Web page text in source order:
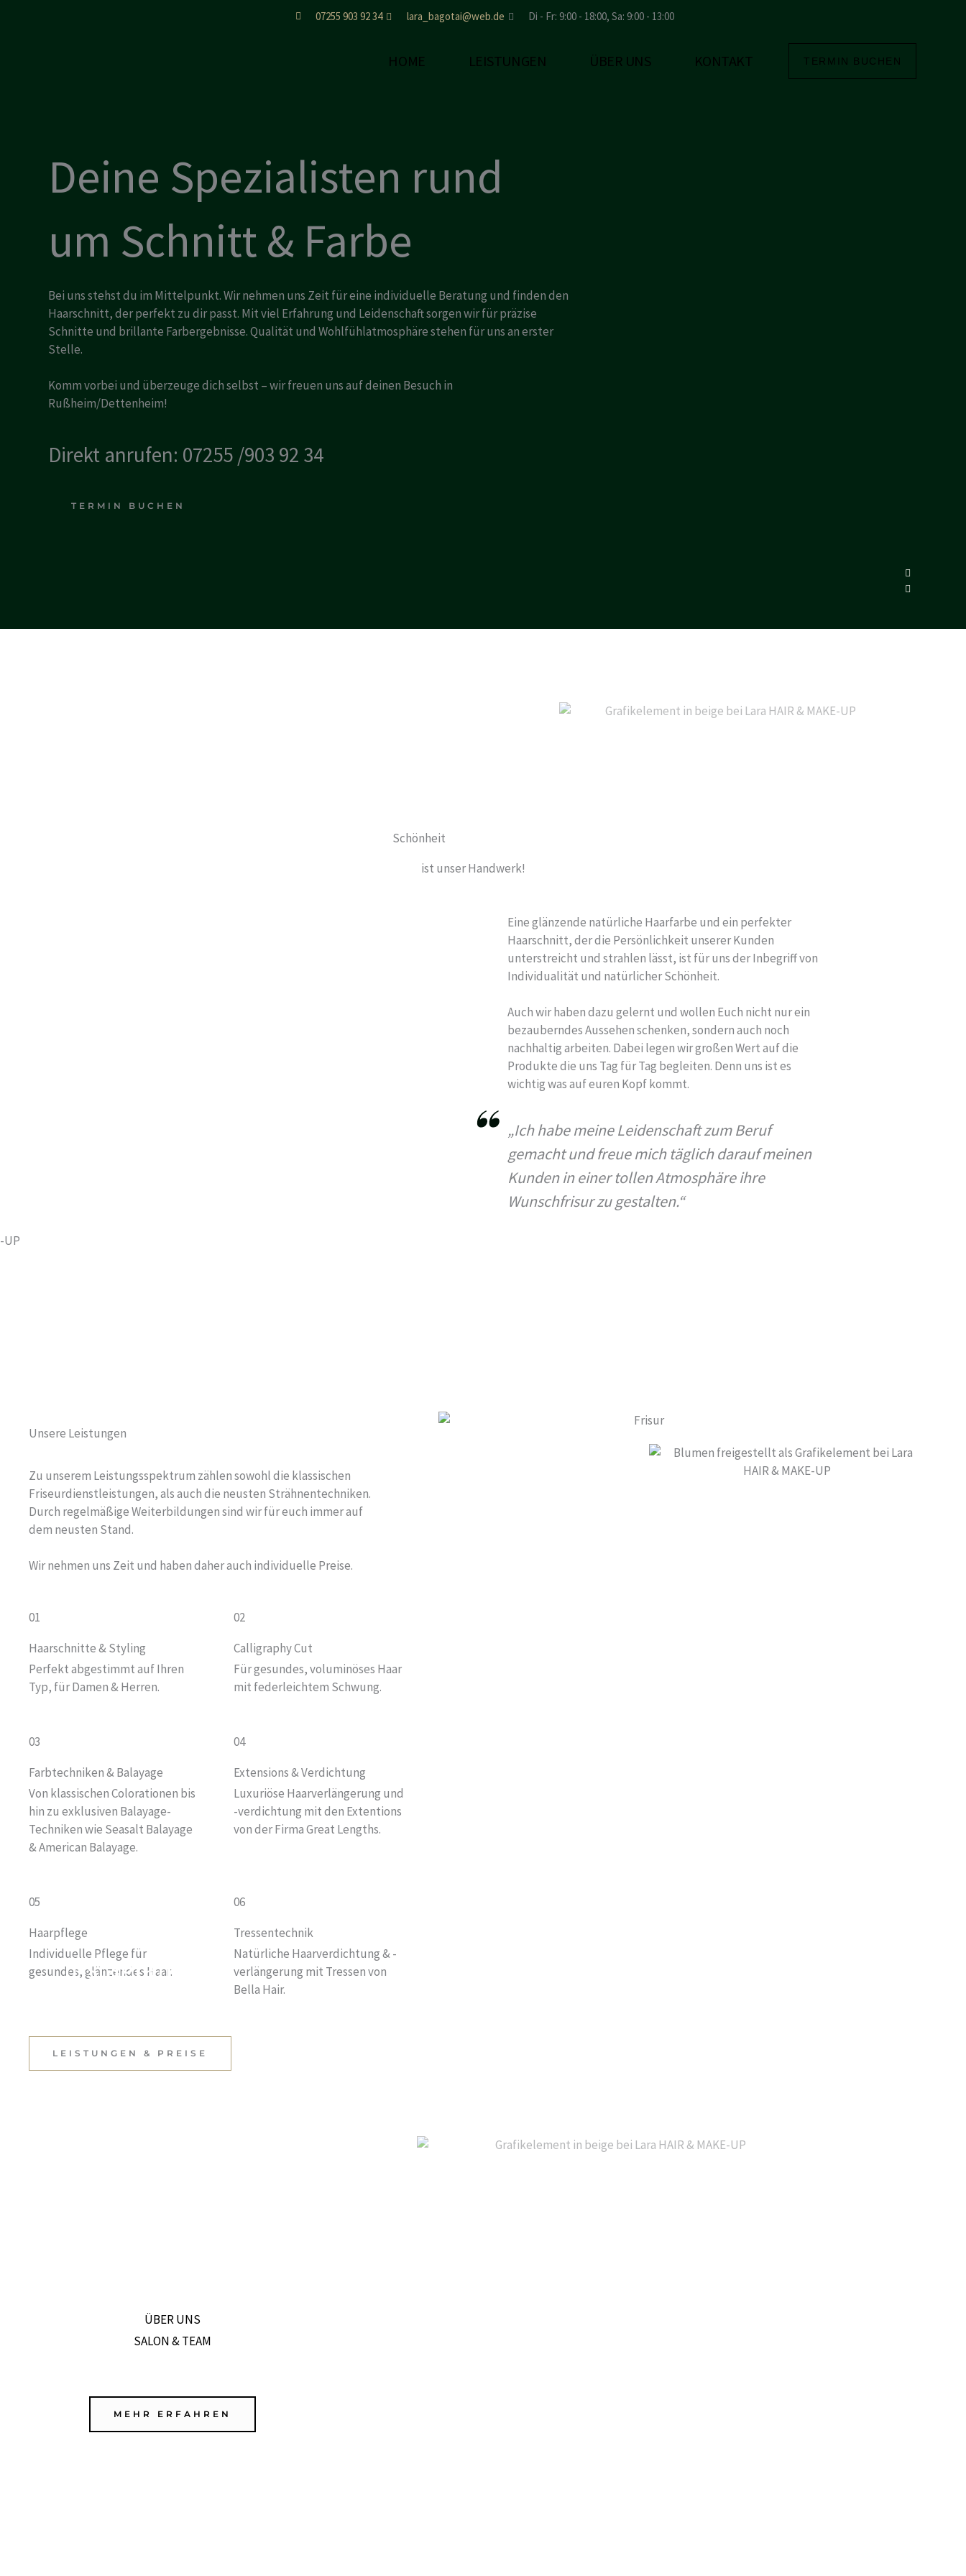
07255 903 92 34 lara_bagotai@web.de Di - Fr: 9:00 - 18:00, Sa: 9:00 - 13:00
HOME LEISTUNGEN ÜBER UNS KONTAKT TERMIN BUCHEN
Deine Spezialisten rund
um Schnitt & Farbe
Bei uns stehst du im Mittelpunkt. Wir nehmen uns Zeit für eine individuelle Beratung und finden den
Haarschnitt, der perfekt zu dir passt. Mit viel Erfahrung und Leidenschaft sorgen wir für präzise
Schnitte und brillante Farbergebnisse. Qualität und Wohlfühlatmosphäre stehen für uns an erster
Stelle.
Komm vorbei und überzeuge dich selbst – wir freuen uns auf deinen Besuch in
Rußheim/Dettenheim!
Direkt anrufen: 07255 /903 92 34
TERMIN BUCHEN
Schönheit
ist unser Handwerk!
Eine glänzende natürliche Haarfarbe und ein perfekter
Haarschnitt, der die Persönlichkeit unserer Kunden
unterstreicht und strahlen lässt, ist für uns der Inbegriff von
Individualität und natürlicher Schönheit.
Auch wir haben dazu gelernt und wollen Euch nicht nur ein
bezauberndes Aussehen schenken, sondern auch noch
nachhaltig arbeiten. Dabei legen wir großen Wert auf die
Produkte die uns Tag für Tag begleiten. Denn uns ist es
wichtig was auf euren Kopf kommt.
„Ich habe meine Leidenschaft zum Beruf
gemacht und freue mich täglich darauf meinen
Kunden in einer tollen Atmosphäre ihre
Wunschfrisur zu gestalten.“
Unsere Leistungen
Zu unserem Leistungsspektrum zählen sowohl die klassischen
Friseurdienstleistungen, als auch die neusten Strähnentechniken.
Durch regelmäßige Weiterbildungen sind wir für euch immer auf
dem neusten Stand.
Wir nehmen uns Zeit und haben daher auch individuelle Preise.
01
Haarschnitte & Styling
Perfekt abgestimmt auf Ihren
Typ, für Damen & Herren.
02
Calligraphy Cut
Für gesundes, voluminöses Haar
mit federleichtem Schwung.
03
Farbtechniken & Balayage
Von klassischen Colorationen bis
hin zu exklusiven Balayage-
Techniken wie Seasalt Balayage
& American Balayage.
04
Extensions & Verdichtung
Luxuriöse Haarverlängerung und
-verdichtung mit den Extentions
von der Firma Great Lengths.
05
Haarpflege
Individuelle Pflege für
gesundes, glänzendes Haar.
06
Tressentechnik
Natürliche Haarverdichtung & -
verlängerung mit Tressen von
Bella Hair.
LEISTUNGEN & PREISE
Instagram
ÜBER UNS
SALON & TEAM
MEHR ERFAHREN